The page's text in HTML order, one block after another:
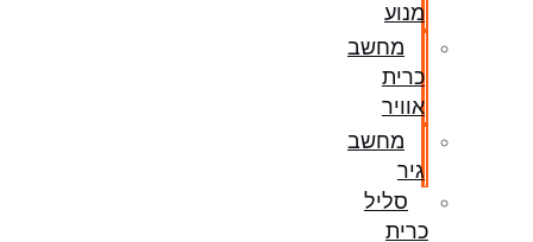
מנוע
מחשב
כרית
אוויר
מחשב
גיר
סליל
כרית